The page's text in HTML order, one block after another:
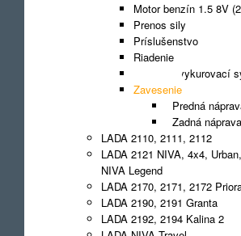
Motor benzín 1.5 8V
Prenos sily
Príslušenstvo
Riadenie
Vetrací a vykurovací
Zavesenie
Predná
Zadná náprava
LADA 2110, 2111, 2112
LADA 2121 NIVA, 4x4,
NIVA Legend
LADA 2170, 2171, 2172
LADA 2190, 2191 Granta
LADA 2192, 2194 Kalina 2